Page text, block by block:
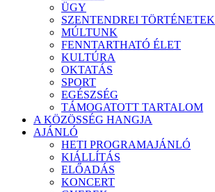
ÜGY
SZENTENDREI TÖRTÉNETEK
MÚLTUNK
FENNTARTHATÓ ÉLET
KULTÚRA
OKTATÁS
SPORT
EGÉSZSÉG
TÁMOGATOTT TARTALOM
A KÖZÖSSÉG HANGJA
AJÁNLÓ
HETI PROGRAMAJÁNLÓ
KIÁLLÍTÁS
ELŐADÁS
KONCERT